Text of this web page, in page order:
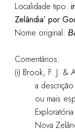
Localidade tipo:
Zelândia’ por
Nome original:
Comentários:
(i) Brook, F. J. &
a
ou mais
Nova